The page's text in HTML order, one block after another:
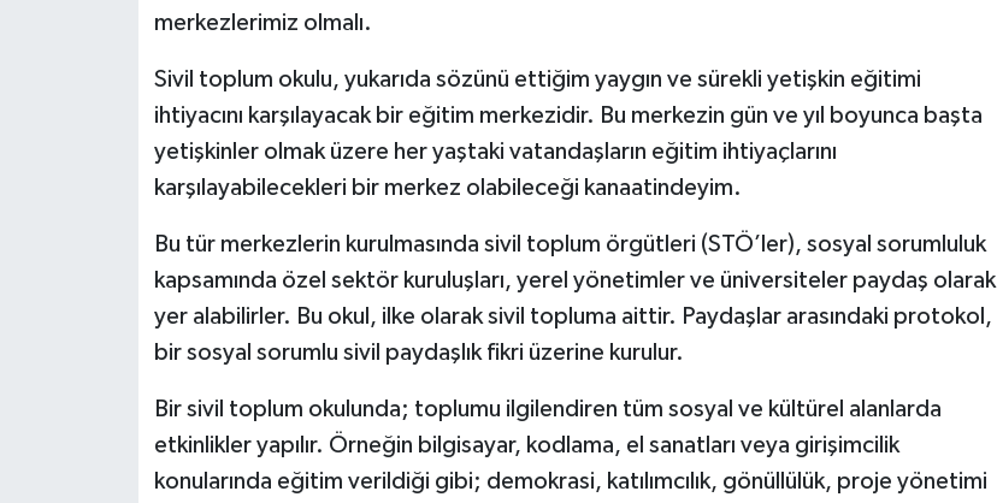
merkezlerimiz olmalı.
Sivil toplum okulu, yukarıda sözünü ettiğim yaygın ve sürekli yetişkin eğitimi
ihtiyacını karşılayacak bir eğitim merkezidir. Bu merkezin gün ve yıl boyunca başta
yetişkinler olmak üzere her yaştaki vatandaşların eğitim ihtiyaçlarını
karşılayabilecekleri bir merkez olabileceği kanaatindeyim.
Bu tür merkezlerin kurulmasında sivil toplum örgütleri (STÖ’ler), sosyal sorumluluk
kapsamında özel sektör kuruluşları, yerel yönetimler ve üniversiteler paydaş olarak
yer alabilirler. Bu okul, ilke olarak sivil topluma aittir. Paydaşlar arasındaki protokol,
bir sosyal sorumlu sivil paydaşlık fikri üzerine kurulur.
Bir sivil toplum okulunda; toplumu ilgilendiren tüm sosyal ve kültürel alanlarda
etkinlikler yapılır. Örneğin bilgisayar, kodlama, el sanatları veya girişimcilik
konularında eğitim verildiği gibi; demokrasi, katılımcılık, gönüllülük, proje yönetimi